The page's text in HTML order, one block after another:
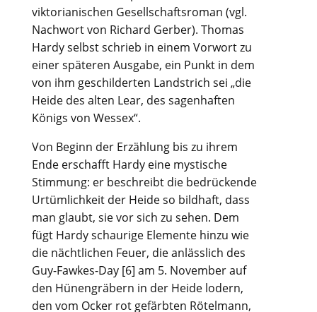
viktorianischen Gesellschaftsroman (vgl.
Nachwort von Richard Gerber). Thomas
Hardy selbst schrieb in einem Vorwort zu
einer späteren Ausgabe, ein Punkt in dem
von ihm geschilderten Landstrich sei „die
Heide des alten Lear, des sagenhaften
Königs von Wessex“.
Von Beginn der Erzählung bis zu ihrem
Ende erschafft Hardy eine mystische
Stimmung: er beschreibt die bedrückende
Urtümlichkeit der Heide so bildhaft, dass
man glaubt, sie vor sich zu sehen. Dem
fügt Hardy schaurige Elemente hinzu wie
die nächtlichen Feuer, die anlässlich des
Guy-Fawkes-Day [6] am 5. November auf
den Hünengräbern in der Heide lodern,
den vom Ocker rot gefärbten Rötelmann,